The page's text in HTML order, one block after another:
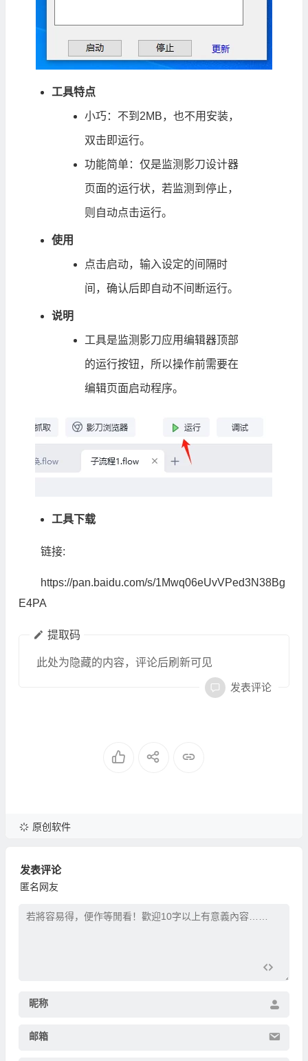
工具特点
小巧：不到2MB，也不用安装，
双击即运行。
功能简单：仅是监测影刀设计器
页面的运行状，若监测到停止，
则自动点击运行。
使用
点击启动，输入设定的间隔时
间，确认后即自动不间断运行。
说明
工具是监测影刀应用编辑器顶部
的运行按钮，所以操作前需要在
编辑页面启动程序。
工具下载
链接:
https://pan.baidu.com/s/1Mwq06eUvVPed3N38Bg
E4PA
提取码
此处为隐藏的内容，评论后刷新可见
发表评论
原创软件
发表评论
匿名网友
昵称
邮箱